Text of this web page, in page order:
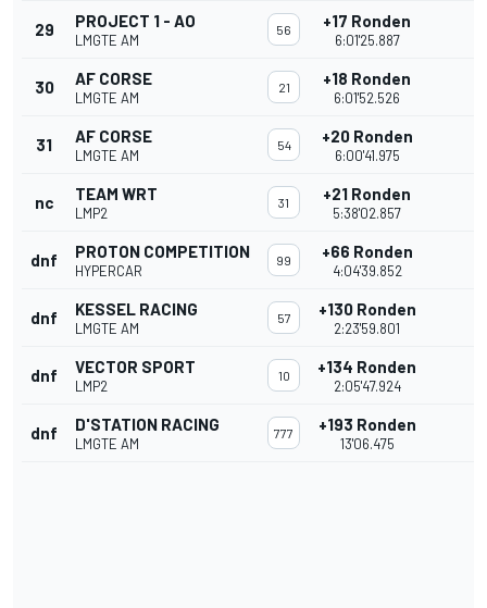
29 PROJECT 1 - AO
LMGTE AM
56 +17 Ronden
6:01'25.887
30 AF CORSE
LMGTE AM
21 +18 Ronden
6:01'52.526
31 AF CORSE
LMGTE AM
54 +20 Ronden
6:00'41.975
nc TEAM WRT
LMP2
31 +21 Ronden
5:38'02.857
dnf PROTON COMPETITION
HYPERCAR
99 +66 Ronden
4:04'39.852
dnf KESSEL RACING
LMGTE AM
57 +130 Ronden
2:23'59.801
dnf VECTOR SPORT
LMP2
10 +134 Ronden
2:05'47.924
dnf D'STATION RACING
LMGTE AM
777 +193 Ronden
13'06.475